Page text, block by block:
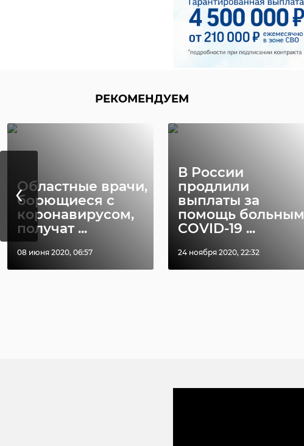
РЕКОМЕНДУЕМ
Областные врачи,
борющиеся с
коронавирусом,
получат ...
08 июня 2020, 06:57
В России
продлили
выплаты за
помощь больным
COVID-19 ...
24 ноября 2020, 22:32
‹
03 июня, 16:43